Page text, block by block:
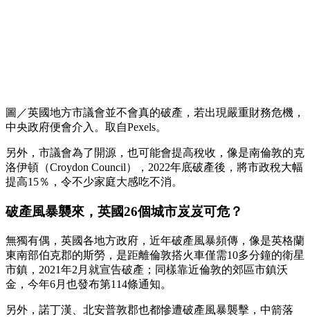
圖／英國地方市議會並不會真的破產，若出現嚴重財務危機，
中央政府便會介入。取自Pexels。
另外，市議會為了開源，也可能會提高稅收，像是南倫敦的克
洛伊頓（Croydon Council），2022年底破產後，將市政稅大幅
提高15％，令不少家庭大感吃不消。
破產風暴襲來，英國26個城市岌岌可危？
無獨有偶，英國各地方政府，近年破產風暴頻傳，像是英格蘭
東南部伯克郡的斯勞，是距離倫敦搭火車僅需10多分鐘的衛星
市鎮，2021年2月就宣告破產；同樣靠近倫敦的郊區市鎮沃
金，今年6月也發布第114條通知。
另外，諾丁漢、北安普敦郡也都慘遭破產風暴襲擊，中箭落